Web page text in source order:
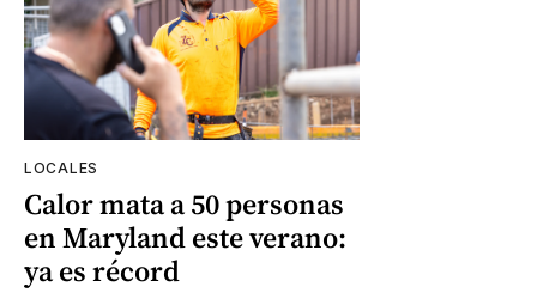
LOCALES
Calor mata a 50 personas
en Maryland este verano:
ya es récord